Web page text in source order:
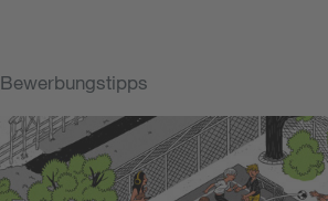
Bewerbungstipps